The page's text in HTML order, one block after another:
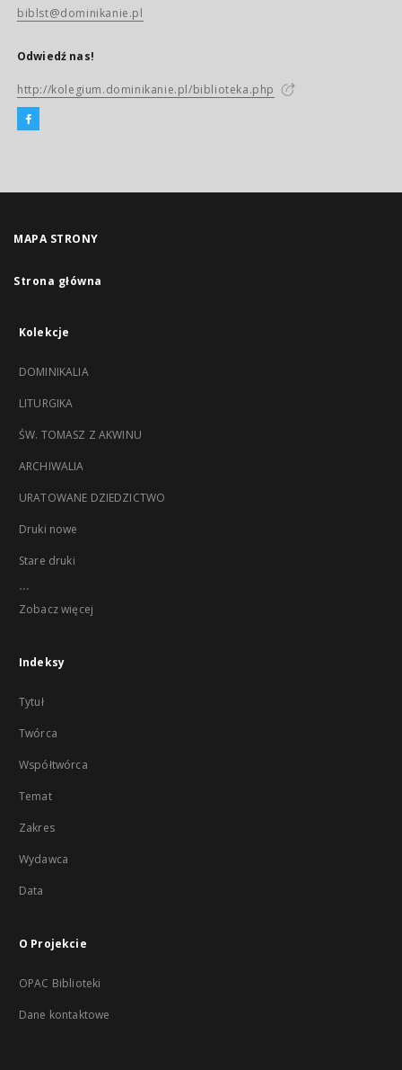
biblst@dominikanie.pl
Odwiedź nas!
http://kolegium.dominikanie.pl/biblioteka.php
MAPA STRONY
Strona główna
Kolekcje
DOMINIKALIA
LITURGIKA
ŚW. TOMASZ Z AKWINU
ARCHIWALIA
URATOWANE DZIEDZICTWO
Druki nowe
Stare druki
...
Zobacz więcej
Indeksy
Tytuł
Twórca
Współtwórca
Temat
Zakres
Wydawca
Data
O Projekcie
OPAC Biblioteki
Dane kontaktowe